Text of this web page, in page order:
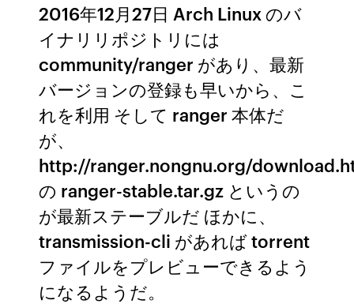
2016年12月27日 Arch Linux のバ
イナリリポジトリには
community/ranger があり、最新
バージョンの登録も早いから、こ
れを利用 そして ranger 本体だ
が、
http://ranger.nongnu.org/
の ranger-stable.tar.gz というの
が最新ステーブルだ ほかに、
transmission-cli があれば torrent
ファイルをプレビューできるよう
になるようだ。